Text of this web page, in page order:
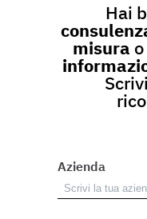
Hai
misura
Azienda